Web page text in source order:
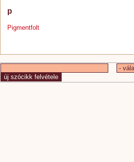
p
Pigmentfolt